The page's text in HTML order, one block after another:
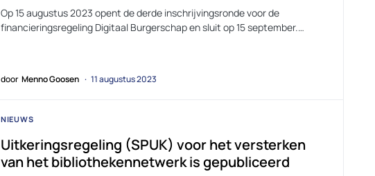
Op 15 augustus 2023 opent de derde inschrijvingsronde voor de
financieringsregeling Digitaal Burgerschap en sluit op 15 september.…
door Menno Goosen 11 augustus 2023
NIEUWS
Uitkeringsregeling (SPUK) voor het versterken
van het bibliothekennetwerk is gepubliceerd